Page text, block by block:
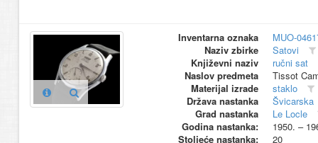
Inventarna oznaka
MUO-
Naziv zbirke
Satovi
Književni naziv
ručni sat
Naslov predmeta
Tissot
Materijal izrade
staklo
Država nastanka
Švicarska
Grad nastanka
Le Locle
Godina nastanka:
1950. –
Stoljeće nastanka:
20